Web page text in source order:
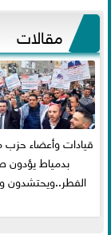
مقالات
قيادات وأعضاء
بدمياط يؤدون